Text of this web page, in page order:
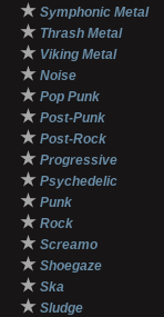
★ Symphonic Metal
★ Thrash Metal
★ Viking Metal
★ Noise
★ Pop Punk
★ Post-Punk
★ Post-Rock
★ Progressive
★ Psychedelic
★ Punk
★ Rock
★ Screamo
★ Shoegaze
★ Ska
★ Sludge